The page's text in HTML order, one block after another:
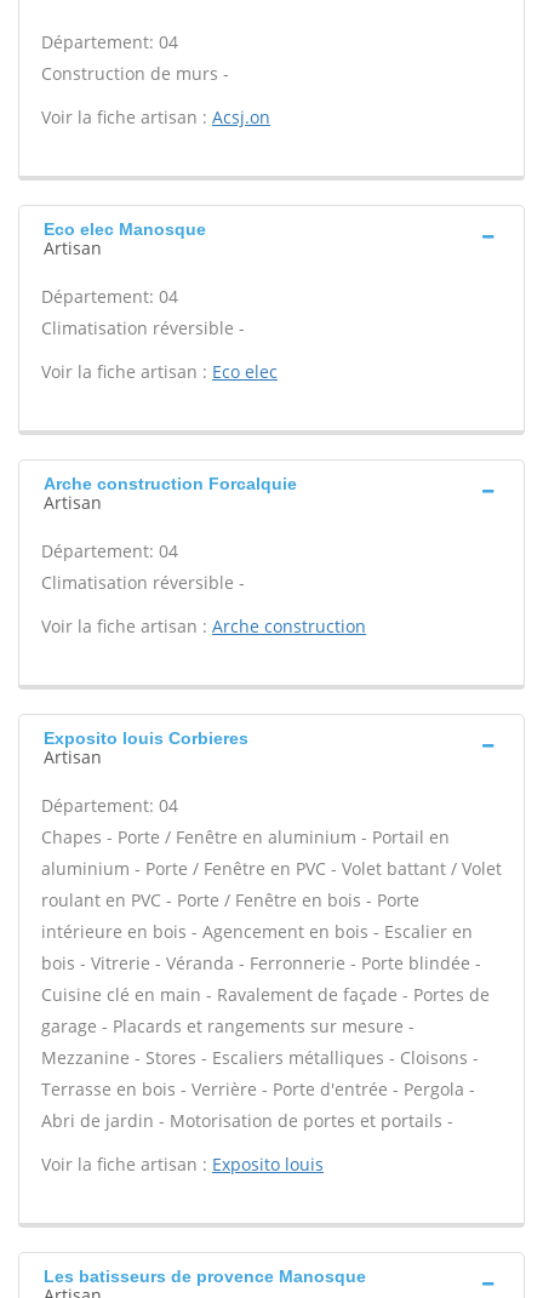
Département: 04
Construction de murs -
Voir la fiche artisan : Acsj.on
Eco elec Manosque
Artisan
Département: 04
Climatisation réversible -
Voir la fiche artisan : Eco elec
Arche construction Forcalquie
Artisan
Département: 04
Climatisation réversible -
Voir la fiche artisan : Arche construction
Exposito louis Corbieres
Artisan
Département: 04
Chapes - Porte / Fenêtre en aluminium - Portail en
aluminium - Porte / Fenêtre en PVC - Volet battant / Volet
roulant en PVC - Porte / Fenêtre en bois - Porte
intérieure en bois - Agencement en bois - Escalier en
bois - Vitrerie - Véranda - Ferronnerie - Porte blindée -
Cuisine clé en main - Ravalement de façade - Portes de
garage - Placards et rangements sur mesure -
Mezzanine - Stores - Escaliers métalliques - Cloisons -
Terrasse en bois - Verrière - Porte d'entrée - Pergola -
Abri de jardin - Motorisation de portes et portails -
Voir la fiche artisan : Exposito louis
Les batisseurs de provence Manosque